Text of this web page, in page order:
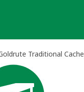
Traditional Cache